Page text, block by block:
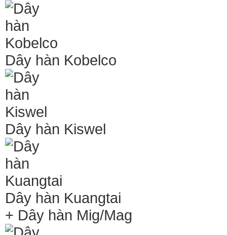
Dây hàn Kobelco
Dây hàn Kiswel
Dây hàn Kuangtai
+ Dây hàn Mig/Mag